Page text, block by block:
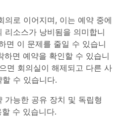
의로 이어지며, 이는 예약 중에
리소스가 낭비됨을 의미합니
면 이 문제를 줄일 수 있습니
하면 예약을 확인할 수 있습니
면 회의실이 해제되고 다른 사
수 있습니다.
가능한 공유 장치 및 독립형
수 있습니다.